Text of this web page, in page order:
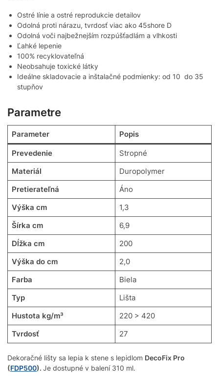
Ostré línie a ostré reprodukcie detailov
Odolná proti nárazu, tvrdosť viac ako 45shore D
Odolná voči najbežnejším rozpúšťadlám a vlhkosti
Ľahké lepenie
100% recyklovateľná
Neobsahuje toxické látky
Ideálne skladovacie a inštalačné podmienky: od 10 do 35
stupňov
Parametre
Parameter Popis
Prevedenie
Stropné
Materiál
Duropolymer
Pretierateľná
Áno
Výška cm
1,3
Šírka cm
6,9
Dĺžka cm
200
Výška do cm
2,0
Farba
Biela
Typ
Lišta
Hustota kg/m³
220 > 420
Tvrdosť
27
Dekoračné lišty sa lepia k stene s lepidlom DecoFix Pro
(FDP500). Je dostupné v balení 310 ml.